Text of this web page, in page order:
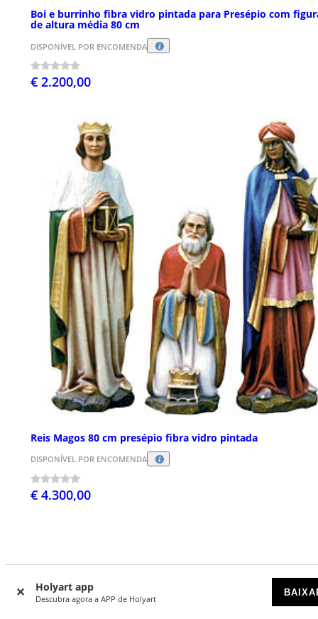
Holyart app
Descubra agora a APP de Holyart
Boi e burrinho fibra vidro pintada para Presépio com
de altura média 80 cm
DISPONÍVEL POR ENCOMENDA
€ 2.200,00
Reis Magos 80 cm presépio fibra vidro pintada
DISPONÍVEL POR ENCOMENDA
€ 4.300,00